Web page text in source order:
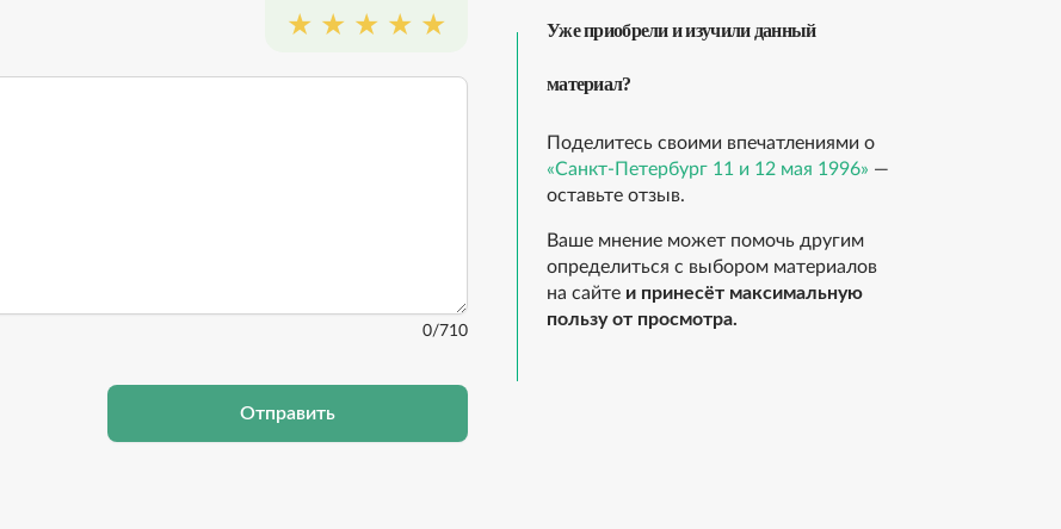
0/710
Отправить
Уже приобрели и изучили данный
материал?
Поделитесь своими впечатлениями о
«Санкт-Петербург 11 и 12 мая 1996» —
оставьте отзыв.
Ваше мнение может помочь другим
определиться с выбором материалов
на сайте и принесёт максимальную
пользу от просмотра.